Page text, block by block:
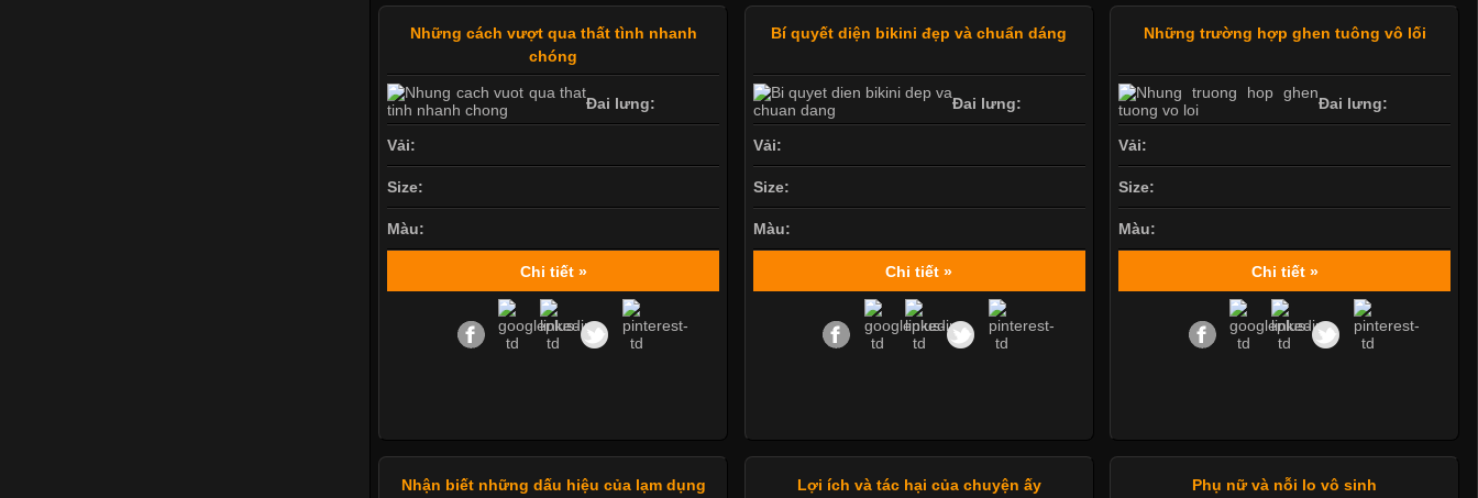
Những cách vượt qua thất tình nhanh
chóng
Đai lưng:
Vải:
Size:
Màu:
Chi tiết »
Bí quyết diện bikini đẹp và chuẩn dáng
Đai lưng:
Vải:
Size:
Màu:
Chi tiết »
Những trường hợp ghen tuông vô lối
Đai lưng:
Vải:
Size:
Màu:
Chi tiết »
Nhận biết những dấu hiệu của lạm dụng
Lợi ích và tác hại của chuyện ấy Phụ nữ và nỗi lo vô sinh